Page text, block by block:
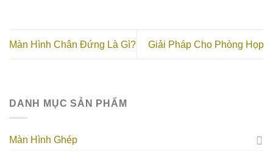
Màn Hình Chân Đứng Là Gì? Giải Pháp Cho Phòng Họp
DANH MỤC SẢN PHẨM
Màn Hình Ghép